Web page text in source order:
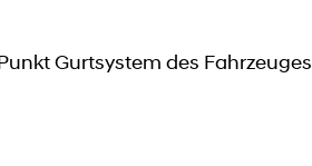
Gurtsystem des Fahrzeuges